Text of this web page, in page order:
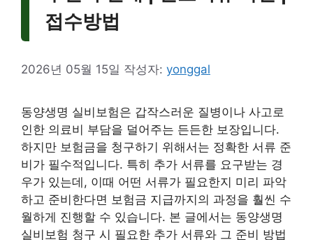
접수방법
2026년 05월 15일 작성자: yonggal
동양생명 실비보험은 갑작스러운 질병이나 사고로
인한 의료비 부담을 덜어주는 든든한 보장입니다.
하지만 보험금을 청구하기 위해서는 정확한 서류 준
비가 필수적입니다. 특히 추가 서류를 요구받는 경
우가 있는데, 이때 어떤 서류가 필요한지 미리 파악
하고 준비한다면 보험금 지급까지의 과정을 훨씬 수
월하게 진행할 수 있습니다. 본 글에서는 동양생명
실비보험 청구 시 필요한 추가 서류와 그 준비 방법